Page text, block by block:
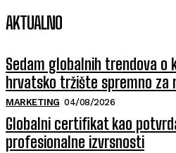
AKTUALNO
Sedam globalnih trendova o
hrvatsko tržište spremno za
MARKETING 04/08/2026
Globalni certifikat kao
profesionalne izvrsnosti